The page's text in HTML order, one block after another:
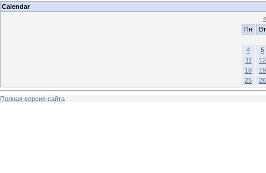
Calendar
«
Пн
Вт
4
5
11
12
18
19
25
26
Полная версия сайта